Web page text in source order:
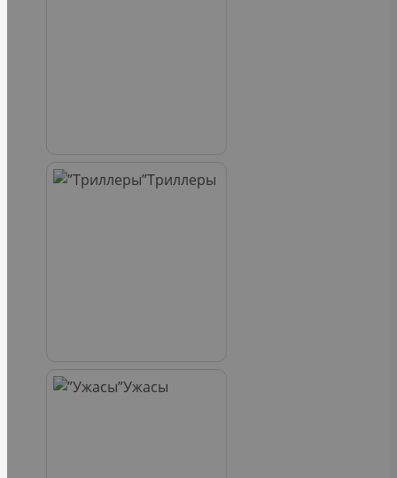
Триллеры
Ужасы